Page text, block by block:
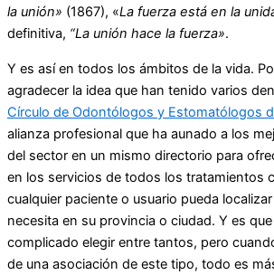
la unión» (1867),​ «La fuerza está en la
definitiva, “La unión hace la fuerza».
Y es así en todos los ámbitos de la vida.
agradecer la idea que han tenido varios
Círculo de Odontólogos y Estomatólogos
alianza profesional que ha aunado a los
del sector en un mismo directorio para
en los servicios de todos los tratamientos
cualquier paciente o usuario pueda
necesita en su provincia o ciudad. Y es
complicado elegir entre tantos, pero
de una asociación de este tipo, todo es